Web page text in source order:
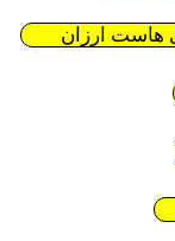
هاست ارزان